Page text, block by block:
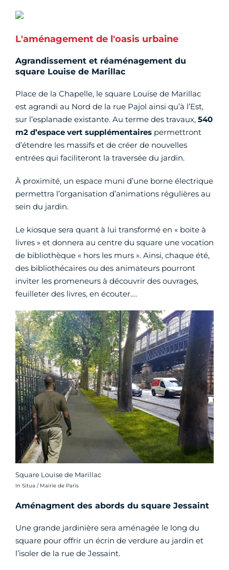
L'aménagement de l'oasis urbaine
Agrandissement et réaménagement du
square Louise de Marillac
Place de la Chapelle, le square Louise de Marillac
est agrandi au Nord de la rue Pajol ainsi qu’à l’Est,
sur l’esplanade existante. Au terme des travaux, 540
m2 d’espace vert supplémentaires permettront
d’étendre les massifs et de créer de nouvelles
entrées qui faciliteront la traversée du jardin.
À proximité, un espace muni d’une borne électrique
permettra l’organisation d’animations régulières au
sein du jardin.
Le kiosque sera quant à lui transformé en « boite à
livres » et donnera au centre du square une vocation
de bibliothèque « hors les murs ». Ainsi, chaque été,
des bibliothécaires ou des animateurs pourront
inviter les promeneurs à découvrir des ouvrages,
feuilleter des livres, en écouter….
Square Louise de Marillac
Crédit photo :
In Situa / Mairie de Paris
Aménagment des abords du square Jessaint
Une grande jardinière sera aménagée le long du
square pour offrir un écrin de verdure au jardin et
l’isoler de la rue de Jessaint.